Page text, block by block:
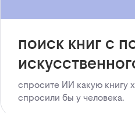
поиск книг с
спросите ИИ какую книгу
спросили бы у человека.